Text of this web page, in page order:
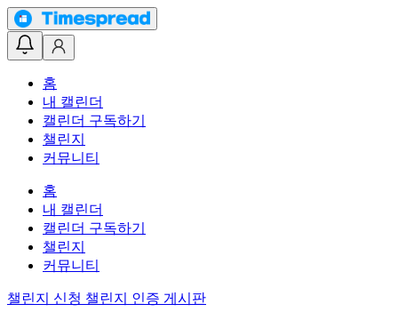
홈
내 캘린더
캘린더 구독하기
챌린지
커뮤니티
홈
내 캘린더
캘린더 구독하기
챌린지
커뮤니티
챌린지 신청 챌린지 인증 게시판